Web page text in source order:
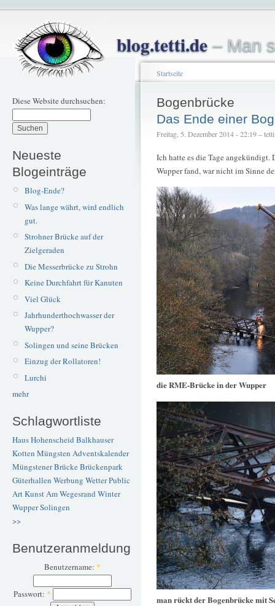
blog.tetti.de– Man
Diese Website durchsuchen:
Neueste
Blogeinträge
Blog-Ende?
Was lange währt, wird endlich
gut.
Strohner Brücke auf der
Zielgeraden
Die Messerbrücke zu Strohn
Keine Durchfahrt für Kanuten
Viel Glück
Jahrhunderthochwasser der
Wupper?
Solingen und seine Brücken
Einzug der Rollatoren!
Lurchi
mehr
Schlagwortliste
Haus Hohenscheid Balkhauser
Kotten Müngsten Adventskalender
Müngstener BrückeBrückenpark
Güterhallen Werbung WetterPublic
ArtKunstAm Wegesrand Winter
WupperSolingen
>>
Benutzeranmeldung
Benutzername: *
Passwort: *
Startseite
Bogenbrücke
Das Ende einer
Freitag, 5. Dezember 2014 - 22:19 – tetti
Ich hatte es die Tage angekündigt.
Wupper fand, war nicht im Sinne
die RME-Brücke in der Wupper
man rückt der Bogenbrücke mit